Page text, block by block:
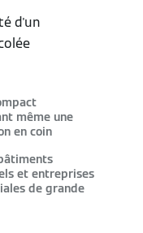
d'un
même une
en coin
et entreprises
de grande